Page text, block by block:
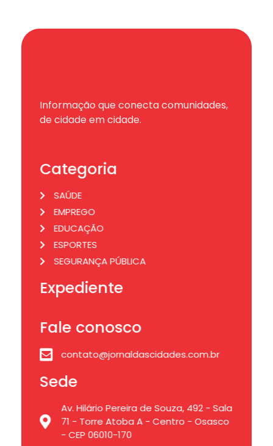
Informação que conecta comunidades,
de cidade em cidade.
Categoria
SAÚDE
EMPREGO
EDUCAÇÃO
ESPORTES
SEGURANÇA PÚBLICA
Expediente
Fale conosco
contato@jornaldascidades.com.br
Sede
Av. Hilário Pereira de Souza, 492 - Sala
71 - Torre Atoba A - Centro - Osasco
- CEP 06010-170